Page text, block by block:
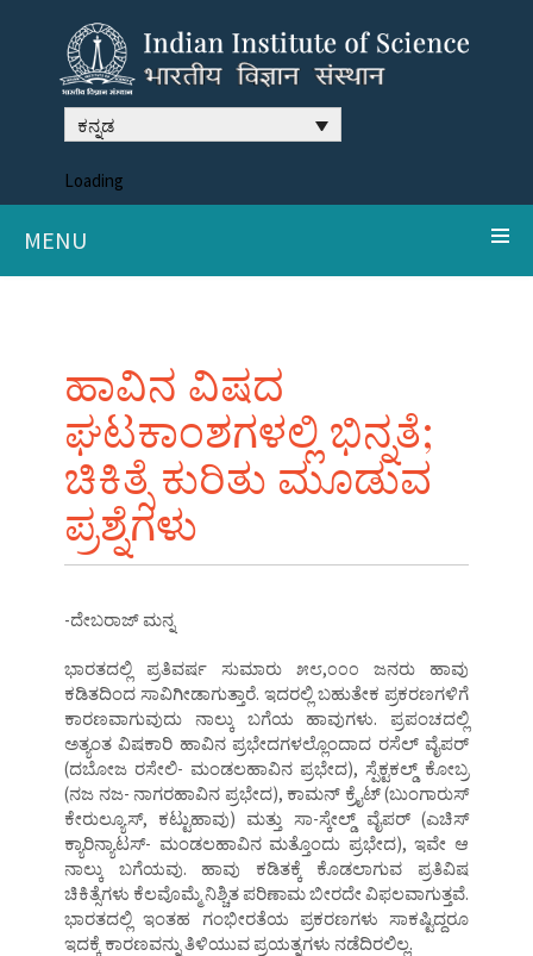
ಕನ್ನಡ
Loading
MENU
ಹಾವಿನ ವಿಷದ
ಘಟಕಾಂಶಗಳಲ್ಲಿ ಭಿನ್ನತೆ;
ಚಿಕಿತ್ಸೆ ಕುರಿತು ಮೂಡುವ
ಪ್ರಶ್ನೆಗಳು
-ದೇಬರಾಜ್‌ ಮನ್ನ
ಭಾರತದಲ್ಲಿ ಪ್ರತಿವರ್ಷ ಸುಮಾರು ೫೮,೦೦೦ ಜನರು ಹಾವು
ಕಡಿತದಿಂದ ಸಾವಿಗೀಡಾಗುತ್ತಾರೆ. ಇದರಲ್ಲಿ ಬಹುತೇಕ ಪ್ರಕರಣಗಳಿಗೆ
ಕಾರಣವಾಗುವುದು ನಾಲ್ಕು ಬಗೆಯ ಹಾವುಗಳು. ಪ್ರಪಂಚದಲ್ಲಿ
ಅತ್ಯಂತ ವಿಷಕಾರಿ ಹಾವಿನ ಪ್ರಭೇದಗಳಲ್ಲೊಂದಾದ ರಸೆಲ್‌ ವೈಪರ್‌
(ದಬೋಜ ರಸೇಲಿ- ಮಂಡಲಹಾವಿನ ಪ್ರಭೇದ), ಸ್ಪೆಕ್ಟಕಲ್ಡ್‌ ಕೋಬ್ರ
(ನಜ ನಜ- ನಾಗರಹಾವಿನ ಪ್ರಭೇದ), ಕಾಮನ್‌ ಕ್ರೈಟ್‌ (ಬುಂಗಾರುಸ್‌
ಕೇರುಲ್ಯೂಸ್‌, ಕಟ್ಟುಹಾವು) ಮತ್ತು ಸಾ-ಸ್ಕೇಲ್ಡ್‌ ವೈಪರ್‌ (ಎಚಿಸ್‌
ಕ್ಯಾರಿನ್ಯಾಟಸ್‌- ಮಂಡಲಹಾವಿನ ಮತ್ತೊಂದು ಪ್ರಭೇದ), ಇವೇ ಆ
ನಾಲ್ಕು ಬಗೆಯವು. ಹಾವು ಕಡಿತಕ್ಕೆ ಕೊಡಲಾಗುವ ಪ್ರತಿವಿಷ
ಚಿಕಿತ್ಸೆಗಳು ಕೆಲವೊಮ್ಮೆ ನಿಶ್ಚಿತ ಪರಿಣಾಮ ಬೀರದೇ ವಿಫಲವಾಗುತ್ತವೆ.
ಭಾರತದಲ್ಲಿ ಇಂತಹ ಗಂಭೀರತೆಯ ಪ್ರಕರಣಗಳು ಸಾಕಷ್ಟಿದ್ದರೂ
ಇದಕ್ಕೆ ಕಾರಣವನ್ನು ತಿಳಿಯುವ ಪ್ರಯತ್ನಗಳು ನಡೆದಿರಲಿಲ್ಲ.